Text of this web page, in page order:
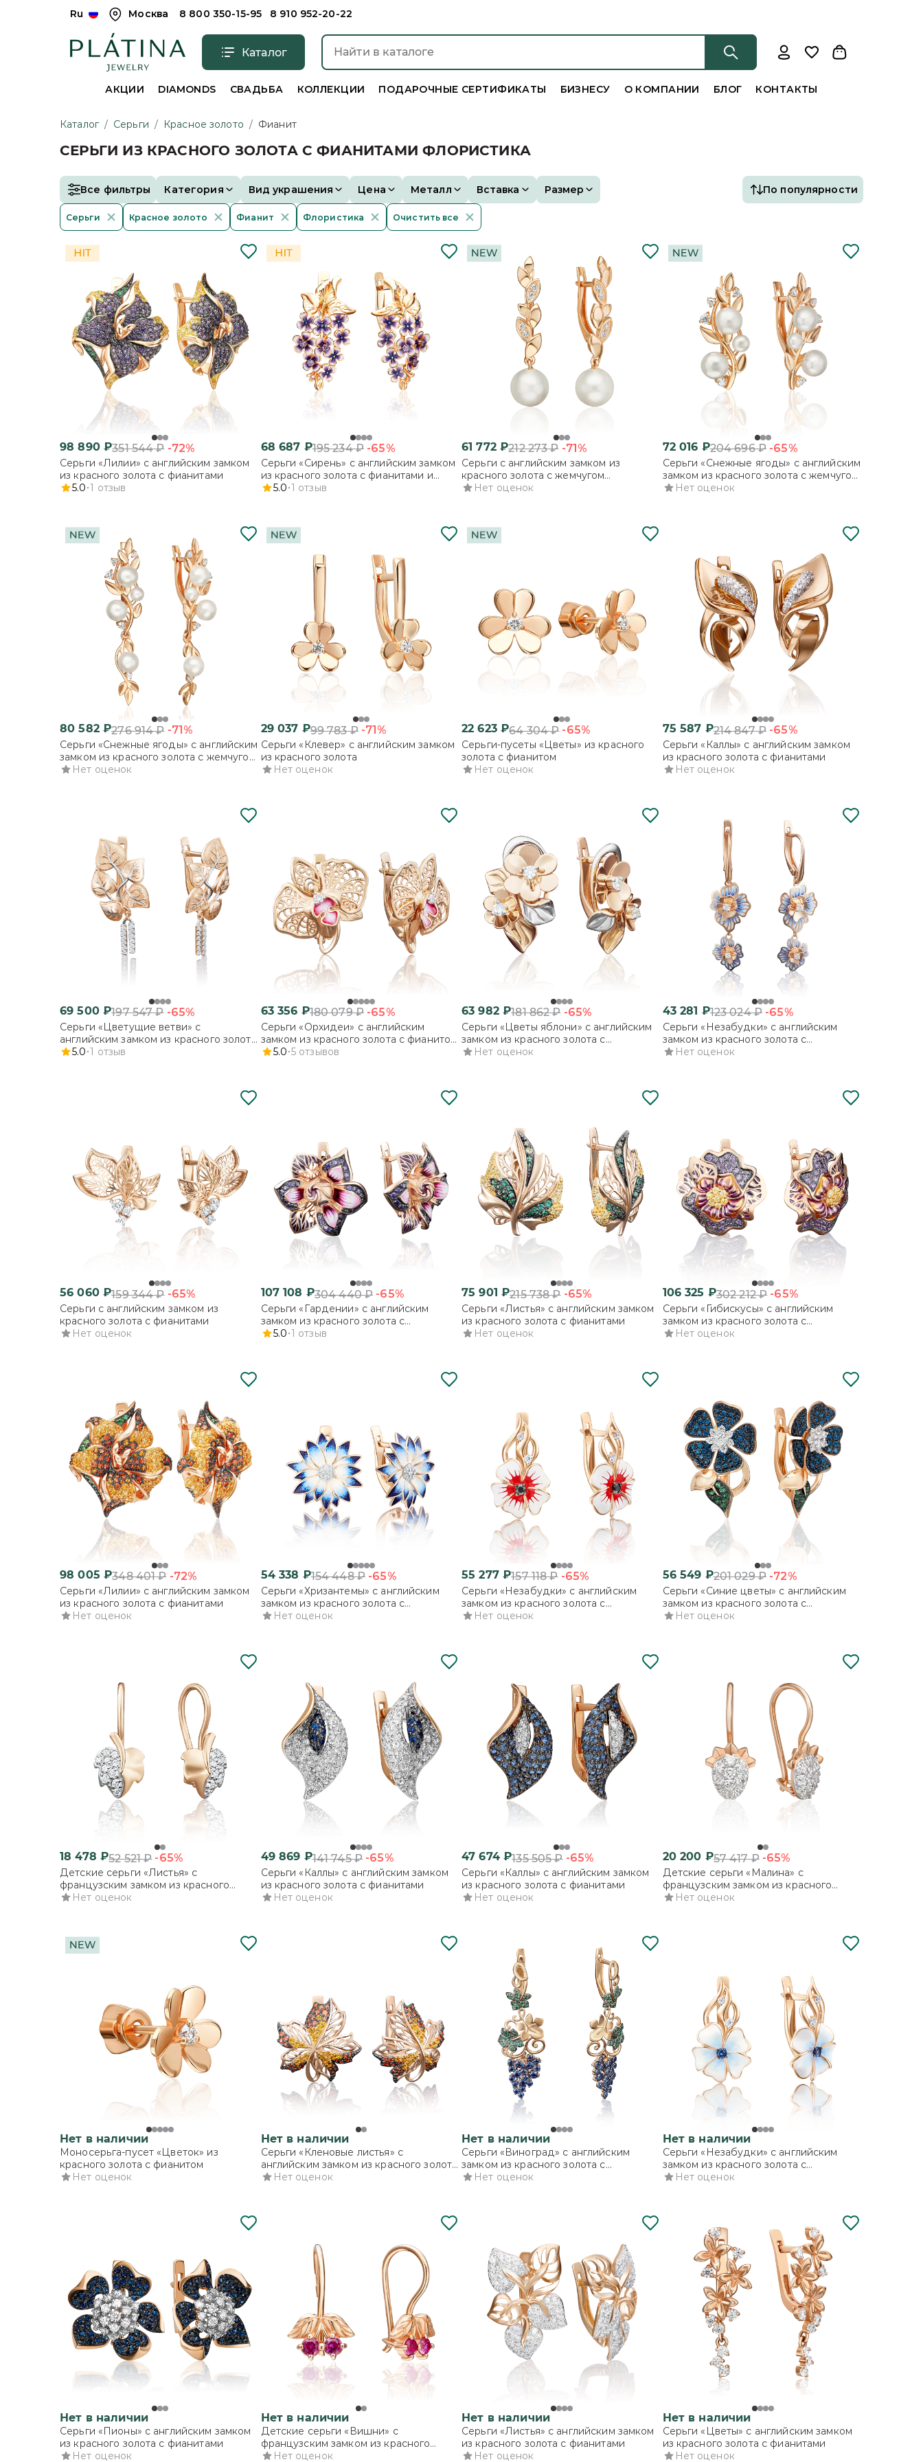
Ru Москва 8 800 350-15-95 8 910 952-20-22
Каталог
АКЦИИ DIAMONDS СВАДЬБА КОЛЛЕКЦИИ ПОДАРОЧНЫЕ СЕРТИФИКАТЫ БИЗНЕСУ О КОМПАНИИ БЛОГ КОНТАКТЫ
Каталог / Серьги / Красное золото / Фианит
СЕРЬГИ ИЗ КРАСНОГО ЗОЛОТА С ФИАНИТАМИ ФЛОРИСТИКА
Все фильтры Категория Вид украшения Цена Металл Вставка Размер По популярности
Серьги Красное золото Фианит Флористика Очистить все
98 890₽351 544₽ -72%
Серьги «Лилии» с английским замком
из красного золота с фианитами
5.0 1 отзыв
68 687 ₽195 234₽ -65%
Серьги «Сирень» с английским замком
из красного золота с фианитами и
эмалью
5.0 1 отзыв
61 772₽212 273₽ -71%
Серьги с английским замком из
красного золота с жемчугом
культивированным и фианитами
Нет оценок
72 016 ₽204 696₽ -65%
Серьги «Снежные ягоды» с английским
замком из красного золота с жемчугом
культивированным и фианитами
Нет оценок
80 582₽276 914₽ -71%
Серьги «Снежные ягоды» с английским
замком из красного золота с жемчугом
культивированным и фианитами
Нет оценок
29 037 ₽99 783₽ -71%
Серьги «Клевер» с английским замком
из красного золота
Нет оценок
22 623₽64 304₽ -65%
Серьги-пусеты «Цветы» из красного
золота с фианитом
Нет оценок
75 587 ₽214 847₽ -65%
Серьги «Каллы» с английским замком
из красного золота с фианитами
Нет оценок
69 500₽197 547₽ -65%
Серьги «Цветущие ветви» с
английским замком из красного золота
с фианитами
5.0 1 отзыв
63 356 ₽180 079₽ -65%
Серьги «Орхидеи» с английским
замком из красного золота с фианитом
и эмалью
5.0 5 отзывов
63 982₽181 862₽ -65%
Серьги «Цветы яблони» с английским
замком из красного золота с
фианитами
Нет оценок
43 281 ₽123 024₽ -65%
Серьги «Незабудки» с английским
замком из красного золота с
фианитами и эмалью
Нет оценок
56 060₽159 344₽ -65%
Серьги с английским замком из
красного золота с фианитами
Нет оценок
107 108 ₽304 440₽ -65%
Серьги «Гардении» с английским
замком из красного золота с
фианитами и эмалью
5.0 1 отзыв
75 901 ₽215 738₽ -65%
Серьги «Листья» с английским замком
из красного золота с фианитами
Нет оценок
106 325 ₽302 212₽ -65%
Серьги «Гибискусы» с английским
замком из красного золота с
фианитами и эмалью
Нет оценок
98 005 ₽348 401₽ -72%
Серьги «Лилии» с английским замком
из красного золота с фианитами
Нет оценок
54 338 ₽154 448₽ -65%
Серьги «Хризантемы» с английским
замком из красного золота с
фианитами и эмалью
Нет оценок
55 277₽157 118₽ -65%
Серьги «Незабудки» с английским
замком из красного золота с
фианитами и эмалью
Нет оценок
56 549 ₽201 029₽ -72%
Серьги «Синие цветы» с английским
замком из красного золота с
фианитами
Нет оценок
18 478 ₽52 521₽ -65%
Детские серьги «Листья» с
французским замком из красного
золота с фианитами
Нет оценок
49 869 ₽141 745₽ -65%
Серьги «Каллы» с английским замком
из красного золота с фианитами
Нет оценок
47 674₽135 505₽ -65%
Серьги «Каллы» с английским замком
из красного золота с фианитами
Нет оценок
20 200 ₽57 417₽ -65%
Детские серьги «Малина» с
французским замком из красного
золота с фианитами
Нет оценок
Нет в наличии
Моносерьга-пусет «Цветок» из
красного золота с фианитом
Нет оценок
Нет в наличии
Серьги «Кленовые листья» с
английским замком из красного золота
с фианитами
Нет оценок
Нет в наличии
Серьги «Виноград» с английским
замком из красного золота с
фианитами
Нет оценок
Нет в наличии
Серьги «Незабудки» с английским
замком из красного золота с
фианитами и эмалью
Нет оценок
Нет в наличии
Серьги «Пионы» с английским замком
из красного золота с фианитами
Нет оценок
Нет в наличии
Детские серьги «Вишни» с
французским замком из красного
золота с фианитами
Нет оценок
Нет в наличии
Серьги «Листья» с английским замком
из красного золота с фианитами
Нет оценок
Нет в наличии
Серьги «Цветы» с английским замком
из красного золота с фианитами
Нет оценок